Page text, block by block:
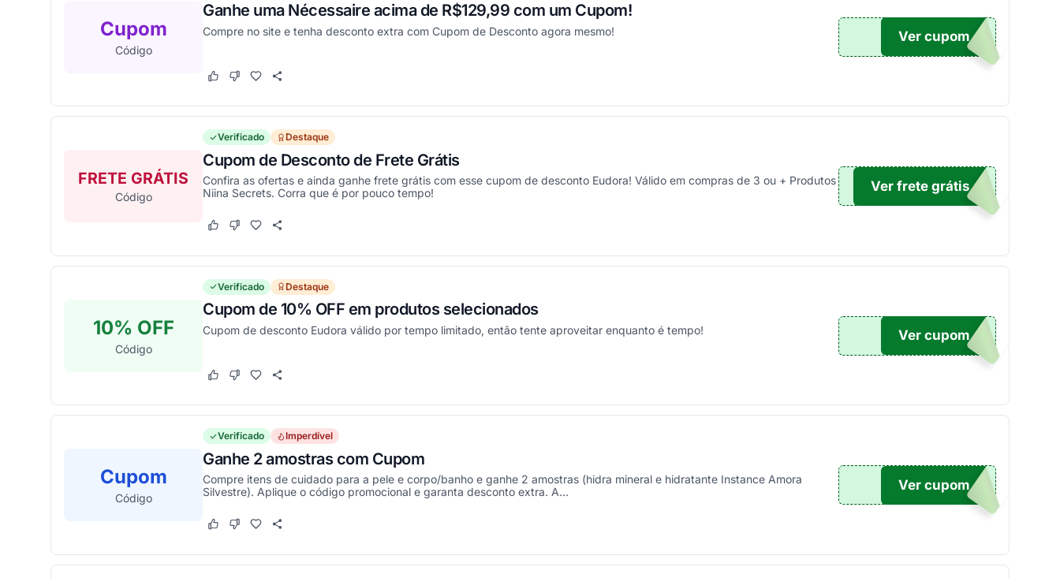
Cupom
Código
Ganhe uma Nécessaire acima de R$129,99 com um Cupom!
Compre no site e tenha desconto extra com Cupom de Desconto agora mesmo!
Este cupom funcionou
Este cupom não funcionou
AIRE
Ver cupom
FRETE GRÁTIS
Código
Verificado Destaque
Cupom de Desconto de Frete Grátis
Confira as ofertas e ainda ganhe frete grátis com esse cupom de desconto Eudora! Válido em compras de 3 ou + Produtos
Niina Secrets. Corra que é por pouco tempo!
Este cupom funcionou
Este cupom não funcionou
IINA
Ver frete grátis
10% OFF
Código
Verificado Destaque
Cupom de 10% OFF em produtos selecionados
Cupom de desconto Eudora válido por tempo limitado, então tente aproveitar enquanto é tempo!
Este cupom funcionou
Este cupom não funcionou
RE10
Ver cupom
Cupom
Código
Verificado Imperdível
Ganhe 2 amostras com Cupom
Compre itens de cuidado para a pele e corpo/banho e ganhe 2 amostras (hidra mineral e hidratante Instance Amora
Silvestre). Aplique o código promocional e garanta desconto extra. A...
Este cupom funcionou
Este cupom não funcionou
A10
Ver cupom